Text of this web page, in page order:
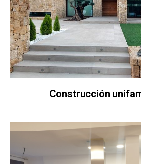
Construcción